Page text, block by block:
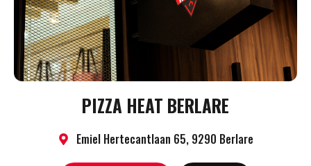
PIZZA HEAT BERLARE
Emiel Hertecantlaan 65, 9290 Berlare